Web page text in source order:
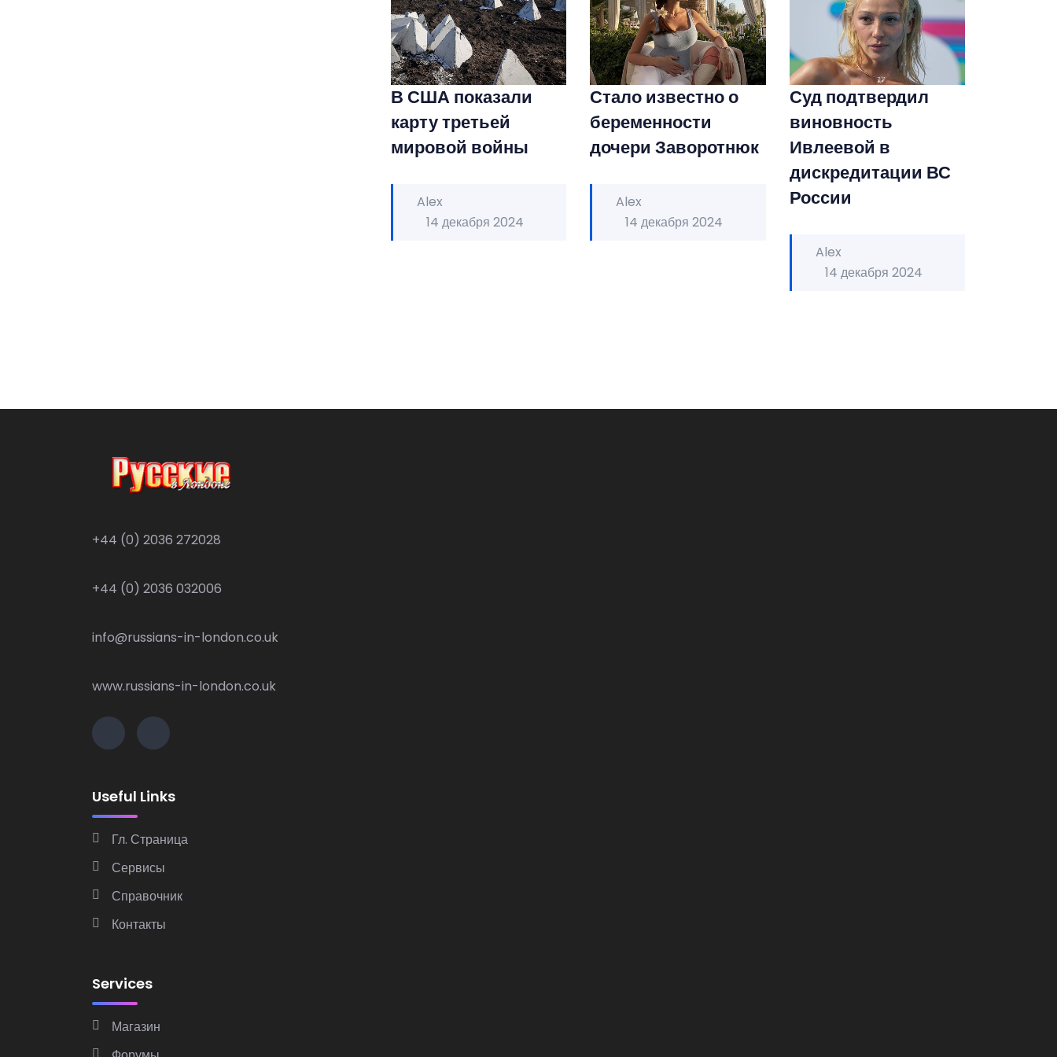
В США показали
карту третьей
мировой войны
Alex
14 декабря 2024
Стало известно о
беременности
дочери Заворотнюк
Alex
14 декабря 2024
Суд подтвердил
виновность
Ивлеевой в
дискредитации ВС
России
Alex
14 декабря 2024
+44 (0) 2036 272028
+44 (0) 2036 032006
info@russians-in-london.co.uk
www.russians-in-london.co.uk
Useful Links
Гл. Страница
Сервисы
Справочник
Контакты
Services
Магазин